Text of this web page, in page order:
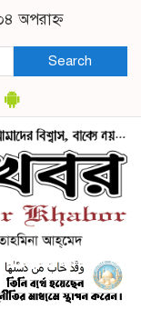
অপরাহ্ন
Search